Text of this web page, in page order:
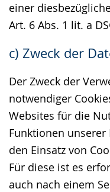
einer
Art. 6 Abs. 1 lit. a
c) Zweck der
Der Zweck der
notwendiger
Websites für die
Funktionen
den Einsatz von
Für diese ist es
auch nach einem